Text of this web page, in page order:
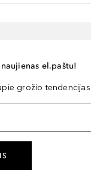
naujienas el.paštu!
grožio